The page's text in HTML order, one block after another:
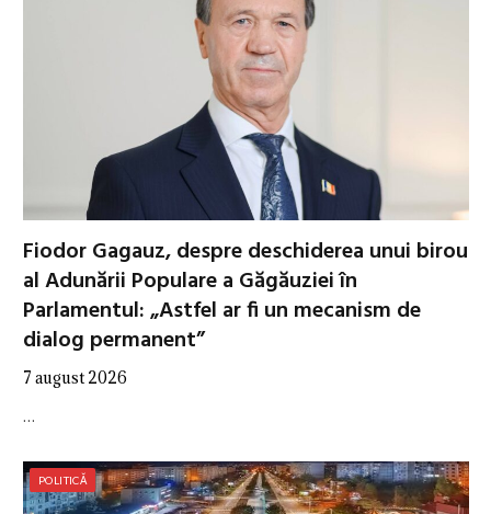
Fiodor Gagauz, despre deschiderea unui birou
al Adunării Populare a Găgăuziei în
Parlamentul: „Astfel ar fi un mecanism de
dialog permanent”
7 august 2026
…
POLITICĂ